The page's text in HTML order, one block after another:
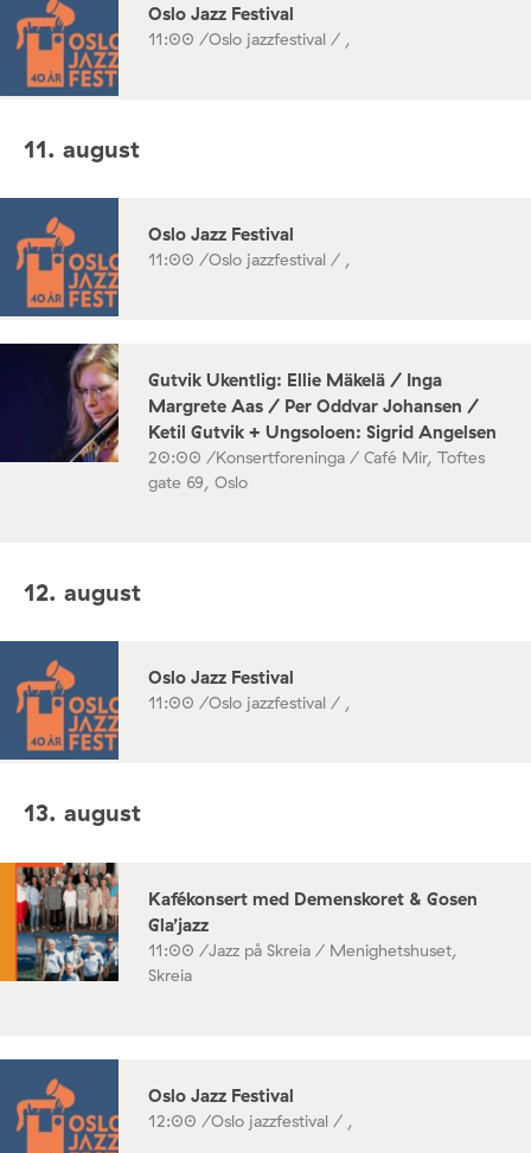
Oslo Jazz Festival
11:00 /Oslo jazzfestival / ,
11. august
Oslo Jazz Festival
11:00 /Oslo jazzfestival / ,
Gutvik Ukentlig: Ellie Mäkelä / Inga
Margrete Aas / Per Oddvar Johansen /
Ketil Gutvik + Ungsoloen: Sigrid Angelsen
20:00 /Konsertforeninga / Café Mir, Toftes
gate 69, Oslo
12. august
Oslo Jazz Festival
11:00 /Oslo jazzfestival / ,
13. august
Kafékonsert med Demenskoret & Gosen
Gla’jazz
11:00 /Jazz på Skreia / Menighetshuset,
Skreia
Oslo Jazz Festival
12:00 /Oslo jazzfestival / ,